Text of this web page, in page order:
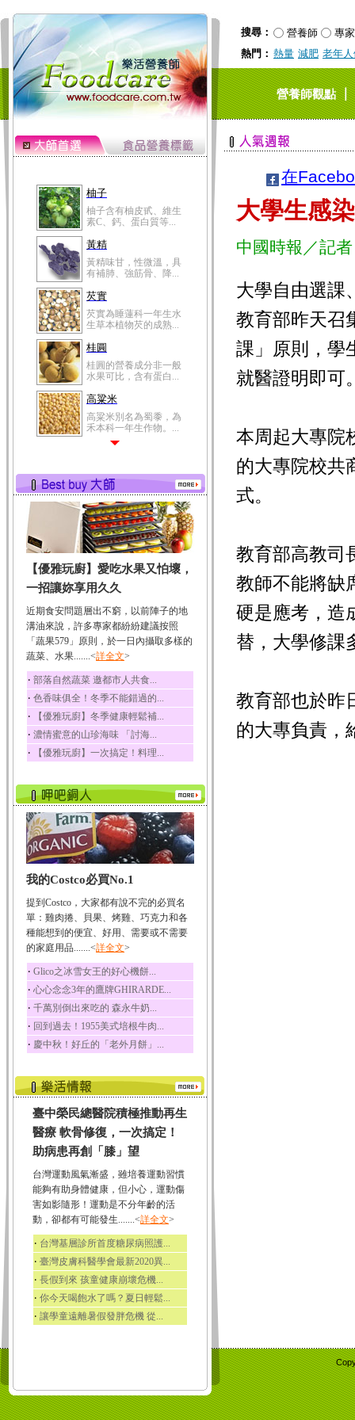
搜尋： 營養師
專家
熱門： 熱量 減肥 老年
營養師觀點｜
柚子
柚子含有柚皮甙、維生
素C、鈣、蛋白質等...
黃精
黃精味甘，性微溫，具
有補肺、強筋骨、降...
芡實
芡實為睡蓮科一年生水
生草本植物芡的成熟...
桂圓
桂圓的營養成分非一般
水果可比，含有蛋白...
高粱米
高粱米別名為蜀黍，為
禾本科一年生作物。...
有蛋白質、脂肪、磷...
鮪魚
鮪魚肚肉中的不飽和脂
肪酸內富含EPA和DH...
韭菜
韭菜所含的膳食纖維能
幫助消化與通便；揮...
冬瓜
冬瓜營養價值高，鈉含
量極低是水腫病人的...
豆豉
豆豉裡頭含有營養的蛋
白質、脂肪、鈣、磷...
榛果
榛果裡所含的營養素有
蛋白質、脂肪、醣類...
迷迭香
酸、迷迭香酸、植物...
咖啡
咖啡中的咖啡因會刺激
中樞神經系統，特別...
椰子
椰子含有糖類、脂肪、
荔枝
荔枝性質溫和所含的營
養素有醣類、檸檬酸...
五味子
五味子性質溫熱所含營
養成分有揮發油、檸...
草魚
草魚含有維生素A、維生
素C、及豐富的蛋白...
【優雅玩廚】愛吃水果又怕壞，
一招讓妳享用久久
近期食安問題層出不窮，以前陣子的地
溝油來說，許多專家都紛紛建議按照
「蔬果579」原則，於一日內攝取多樣的
蔬菜、水果.......<詳全文>
‧ 部落自然蔬菜 邀都市人共食...
‧ 色香味俱全！冬季不能錯過的...
‧ 【優雅玩廚】冬季健康輕鬆補...
‧ 濃情蜜意的山珍海味 「討海...
‧ 【優雅玩廚】一次搞定！料理...
我的Costco必買No.1
提到Costco，大家都有說不完的必買名
單：雞肉捲、貝果、烤雞、巧克力和各
種能想到的便宜、好用、需要或不需要
的家庭用品.......<詳全文>
‧ Glico之冰雪女王的好心機餅...
‧ 心心念念3年的鷹牌GHIRARDE...
‧ 千萬別倒出來吃的 森永牛奶...
‧ 回到過去！1955美式培根牛肉...
‧ 慶中秋！好丘的「老外月餅」...
臺中榮民總醫院積極推動再生
醫療 軟骨修復，一次搞定！
助病患再創「膝」望
台灣運動風氣漸盛，雖培養運動習慣
能夠有助身體健康，但小心，運動傷
害如影隨形！運動是不分年齡的活
動，卻都有可能發生.......<詳全文>
‧ 台灣基層診所首度糖尿病照護...
‧ 臺灣皮膚科醫學會最新2020異...
‧ 長假到來 孩童健康崩壞危機...
‧ 你今天喝飽水了嗎？夏日輕鬆...
‧ 讓學童遠離暑假發胖危機 從...
在
大學生感
中國時報／記
大學自由選課
教育部昨天召
課」原則，學
就醫證明即可
本周起大專院
的大專院校共
式。
教育部高教司
教師不能將缺
硬是應考，造
替，大學修課
教育部也於昨
的大專負責，